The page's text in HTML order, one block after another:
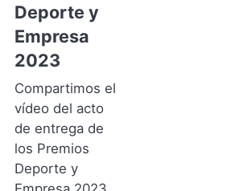
Deporte y
Empresa
2023
Compartimos el
vídeo del acto
de entrega de
los Premios
Deporte y